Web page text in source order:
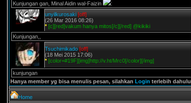
Kunjungan gan, Minal Aidin wal-Faizin
:
unyilkurosaki [off]
(26 Mar 2016 08:26)
* [c][red]vakum hanya mitos[/c][/red] @kikiki
Kunjungan,,
Tsuchimikado [off]
(18 Mei 2015 17:06)
* [color=#19F][img]http://v.ht/Mrc0[/color][/img]
kunjungan
Hanya member yg bisa menulis pesan, silahkan Login terlebih dahulu
Home